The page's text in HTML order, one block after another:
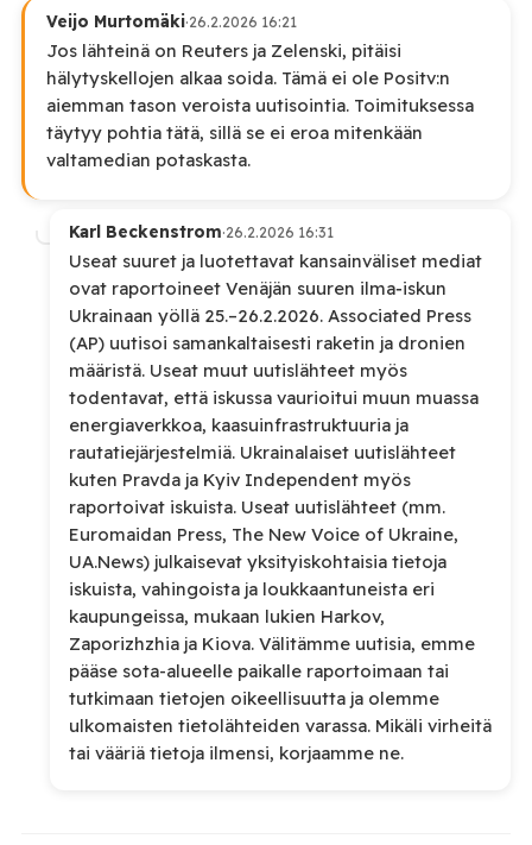
Veijo Murtomäki·26.2.2026 16:21
Jos lähteinä on Reuters ja Zelenski, pitäisi
hälytyskellojen alkaa soida. Tämä ei ole Positv:n
aiemman tason veroista uutisointia. Toimituksessa
täytyy pohtia tätä, sillä se ei eroa mitenkään
valtamedian potaskasta.
Karl Beckenstrom·26.2.2026 16:31
Useat suuret ja luotettavat kansainväliset mediat
ovat raportoineet Venäjän suuren ilma‑iskun
Ukrainaan yöllä 25.–26.2.2026. Associated Press
(AP) uutisoi samankaltaisesti raketin ja dronien
määristä. Useat muut uutislähteet myös
todentavat, että iskussa vaurioitui muun muassa
energiaverkkoa, kaasuinfrastruktuuria ja
rautatiejärjestelmiä. Ukrainalaiset uutislähteet
kuten Pravda ja Kyiv Independent myös
raportoivat iskuista. Useat uutislähteet (mm.
Euromaidan Press, The New Voice of Ukraine,
UA.News) julkaisevat yksityiskohtaisia tietoja
iskuista, vahingoista ja loukkaantuneista eri
kaupungeissa, mukaan lukien Harkov,
Zaporizhzhia ja Kiova. Välitämme uutisia, emme
pääse sota-alueelle paikalle raportoimaan tai
tutkimaan tietojen oikeellisuutta ja olemme
ulkomaisten tietolähteiden varassa. Mikäli virheitä
tai vääriä tietoja ilmensi, korjaamme ne.